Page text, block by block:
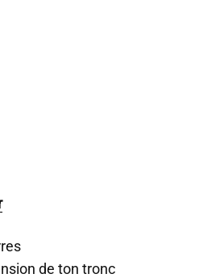
de ton tronc